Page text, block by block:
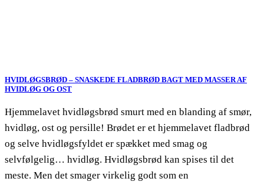
HVIDLØGSBRØD – SNASKEDE FLADBRØD BAGT MED MASSER AF
HVIDLØG OG OST
Hjemmelavet hvidløgsbrød smurt med en blanding af smør,
hvidløg, ost og persille! Brødet er et hjemmelavet fladbrød
og selve hvidløgsfyldet er spækket med smag og
selvfølgelig… hvidløg. Hvidløgsbrød kan spises til det
meste. Men det smager virkelig godt som en